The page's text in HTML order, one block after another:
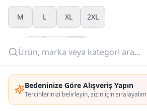
Bedeninize Göre Alışveriş Yapın
Tercihlerinizi belirleyin, sizin için sıralayalım
Yeni Gelenler
Giriş Yap
Üye Ol
M L XL 2XL
Adet:
Sepete Ekle
Şimdi Al